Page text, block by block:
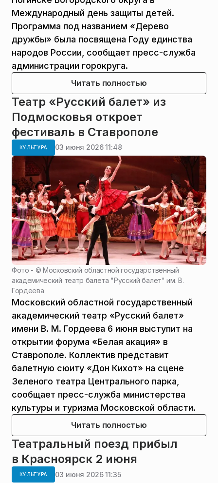
Международный день защиты детей.
Программа под названием «Дерево
дружбы» была посвящена Году единства
народов России, сообщает пресс-служба
администрации горокруга.
Читать полностью
Театр «Русский балет» из
Подмосковья откроет
фестиваль в Ставрополе
КУЛЬТУРА 03 июня 2026 11:48
Фото - ©Московский областной государственный
академический театр балета "Русский балет" им. В.
Гордеева
Московский областной государственный
академический театр «Русский балет»
имени В. М. Гордеева 6 июня выступит на
открытии форума «Белая акация» в
Ставрополе. Коллектив представит
балетную сюиту «Дон Кихот» на сцене
Зеленого театра Центрального парка,
сообщает пресс-служба министерства
культуры и туризма Московской области.
Читать полностью
Театральный поезд прибыл
в Красноярск 2 июня
КУЛЬТУРА 03 июня 2026 11:35